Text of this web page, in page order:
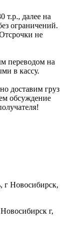
т.р., далее на
ограничений.
не
переводом на
в кассу.
доставим груз
обсуждение
г Новосибирск,
г,